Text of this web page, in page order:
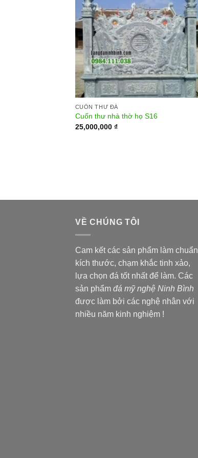
CUỐN THƯ ĐÁ
Cuốn thư nhà thờ họ S16
25,000,000 ₫
VỀ CHÚNG TÔI
Cam kết các sản phẩm làm chuẩn
kích thước, chạm khắc tinh xảo,
lựa chọn đá tốt nhất để làm. Các
sản phẩm đá mỹ nghệ Ninh Bình
được làm bởi các nghệ nhân với
nhiều năm kinh nghiệm !